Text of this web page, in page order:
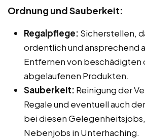
Ordnung und Sauberkeit:
Regalpflege: Sicherstellen,
ordentlich und ansprechend
Entfernen von beschädigten
abgelaufenen Produkten.
Sauberkeit: Reinigung der
Regale und eventuell auch
bei diesen
Nebenjobs in Unterhaching.